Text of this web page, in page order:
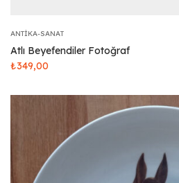
ANTIKA-SANAT
Atlı Beyefendiler Fotoğraf
₺349,00